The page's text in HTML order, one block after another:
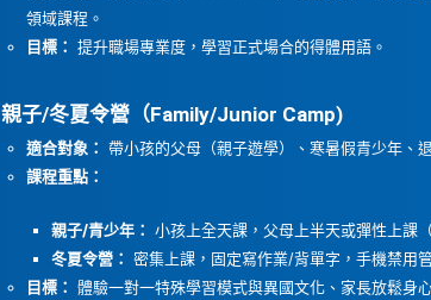
領域課程。
目標： 提升職場專業度，學習正式場合的得體用語。
親子/冬夏令營（Family/Junior Camp)
適合對象： 帶小孩的父母（親子遊學）、寒暑假青少年、
課程重點：
親子/青少年： 小孩上全天課，父母上半天或彈性上課
冬夏令營： 密集上課，固定寫作業/背單字，手機禁用
目標： 體驗一對一特殊學習模式與異國文化、家長放鬆身